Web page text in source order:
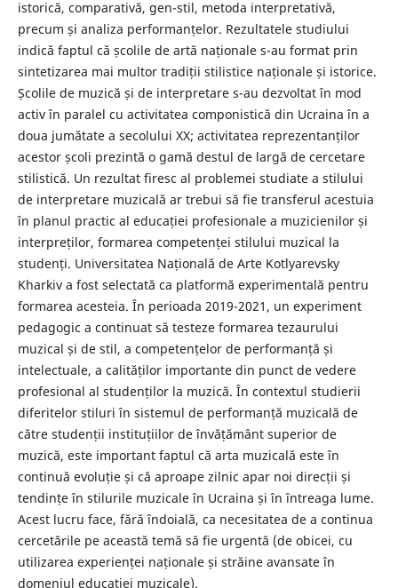
istorică, comparativă, gen-stil, metoda interpretativă,
precum și analiza performanțelor. Rezultatele studiului
indică faptul că școlile de artă naționale s-au format prin
sintetizarea mai multor tradiții stilistice naționale și istorice.
Școlile de muzică și de interpretare s-au dezvoltat în mod
activ în paralel cu activitatea componistică din Ucraina în a
doua jumătate a secolului XX; activitatea reprezentanților
acestor școli prezintă o gamă destul de largă de cercetare
stilistică. Un rezultat firesc al problemei studiate a stilului
de interpretare muzicală ar trebui să fie transferul acestuia
în planul practic al educației profesionale a muzicienilor și
interpreților, formarea competenței stilului muzical la
studenți. Universitatea Națională de Arte Kotlyarevsky
Kharkiv a fost selectată ca platformă experimentală pentru
formarea acesteia. În perioada 2019-2021, un experiment
pedagogic a continuat să testeze formarea tezaurului
muzical și de stil, a competențelor de performanță și
intelectuale, a calităților importante din punct de vedere
profesional al studenților la muzică. În contextul studierii
diferitelor stiluri în sistemul de performanță muzicală de
către studenții instituțiilor de învățământ superior de
muzică, este important faptul că arta muzicală este în
continuă evoluție și că aproape zilnic apar noi direcții și
tendințe în stilurile muzicale în Ucraina și în întreaga lume.
Acest lucru face, fără îndoială, ca necesitatea de a continua
cercetările pe această temă să fie urgentă (de obicei, cu
utilizarea experienței naționale și străine avansate în
domeniul educației muzicale).